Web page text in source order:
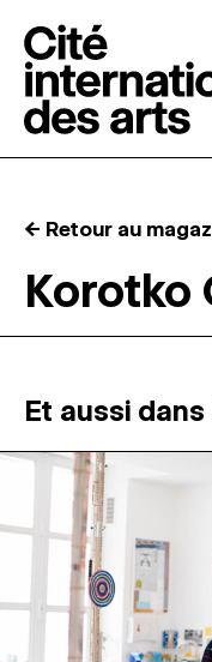
RÉSIDENCES ↓
ATELIERS
PROGRAMMATION
MAGAZINE
ESPACES DE
← Retour au
Korotko
Et aussi